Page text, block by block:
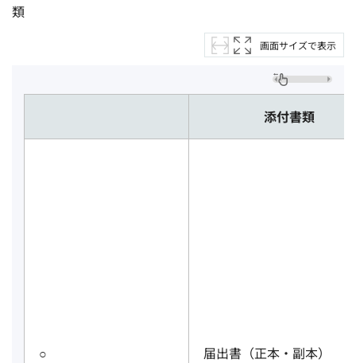
類
画面サイズで表示
添付書類
○ 届出書（正本・副本）